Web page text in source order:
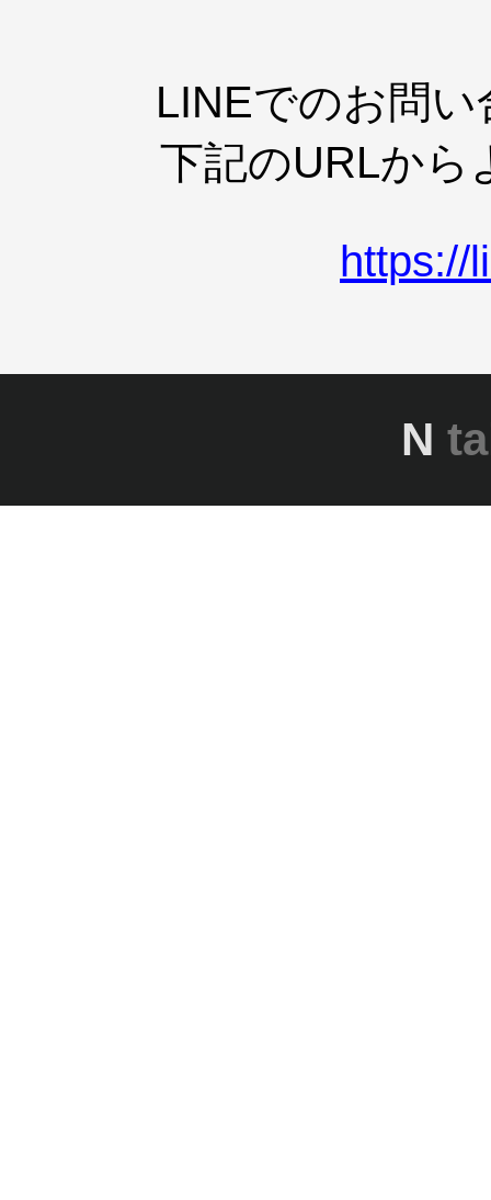
LINEでのお問
下記のURLから
https://
N